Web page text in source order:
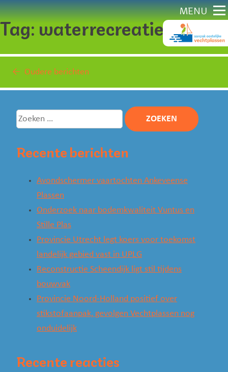
naar
content
MENU
Tag: waterrecreatie
Berichten
navigatie
Oudere berichten
Zoeken
naar:
Recente berichten
Avondschermer vaartochten Ankeveense
Plassen
Onderzoek naar bodemkwaliteit Vuntus en
Stille Plas
Provincie Utrecht legt koers voor toekomst
landelijk gebied vast in UPLG
Reconstructie Scheendijk ligt stil tijdens
bouwvak
Provincie Noord-Holland positief over
stikstofaanpak, gevolgen Vechtplassen nog
onduidelijk
Recente reacties